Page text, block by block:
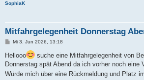
SophiaK
Mitfahrgelegenheit Donnerstag
B
t
r
a
g
Mi 3. Jun 2026, 13:18
Hellooo
suche eine Mitfahrgelegenheit von
Donnerstag spät Abend da ich vorher noch eine
Würde mich über eine Rückmeldung und Platz